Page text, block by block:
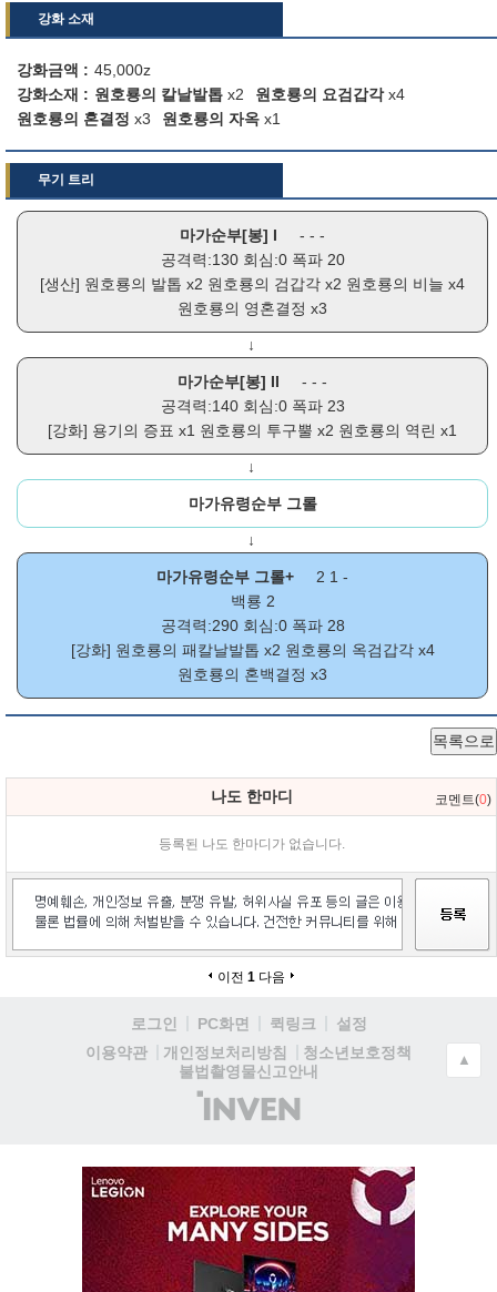
강화 소재
강화금액
45,000z
강화소재
원호룡의 칼날발톱 x2 원호룡의 요검갑각x4
원호룡의 혼결정 x3 원호룡의 자옥 x1
무기 트리
마가순부[봉] I
- - -
공격력:130 회심:0 폭파 20
[생산] 원호룡의 발톱 x2 원호룡의 검갑각 x2 원호룡의 비늘 x4
원호룡의 영혼결정 x3
↓
마가순부[봉] II
- - -
공격력:140 회심:0 폭파 23
[강화] 용기의 증표 x1 원호룡의 투구뿔 x2 원호룡의 역린 x1
↓
마가유령순부 그롤
↓
마가유령순부 그롤+
2 1 -
백룡 2
공격력:290 회심:0 폭파 28
[강화] 원호룡의 패칼날발톱 x2 원호룡의 옥검갑각x4
원호룡의 혼백결정 x3
목록으로
나도 한마디 코멘트(0)
등록된 나도 한마디가 없습니다.
이전 1 다음
로그인 PC화면 퀵링크
설정
이용약관
개인정보처리방침
청소년보호정책
불법촬영물신고안내
(주)
인
▲